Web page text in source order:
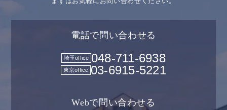
電話で問い合わせる
埼玉office 048-711-6938
東京office 03-6915-5221
Webで問い合わせる